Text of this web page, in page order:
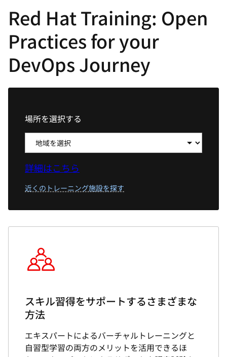
Red Hat Training: Open
Practices for your
DevOps Journey
場所を選択する
詳細はこちら
近くのトレーニング施設を探す
スキル習得をサポートするさまざまな
方法
エキスパートによるバーチャルトレーニングと
自習型学習の両方のメリットを活用できるほ